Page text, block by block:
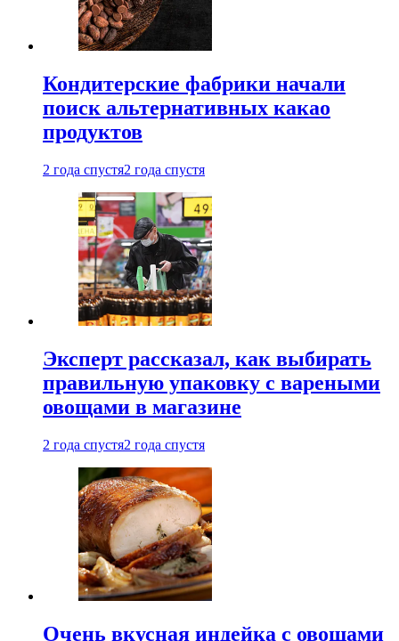
Кондитерские фабрики начали
поиск альтернативных какао
продуктов
2 года спустя2 года спустя
Эксперт рассказал, как выбирать
правильную упаковку с вареными
овощами в магазине
2 года спустя2 года спустя
Очень вкусная индейка с овощами